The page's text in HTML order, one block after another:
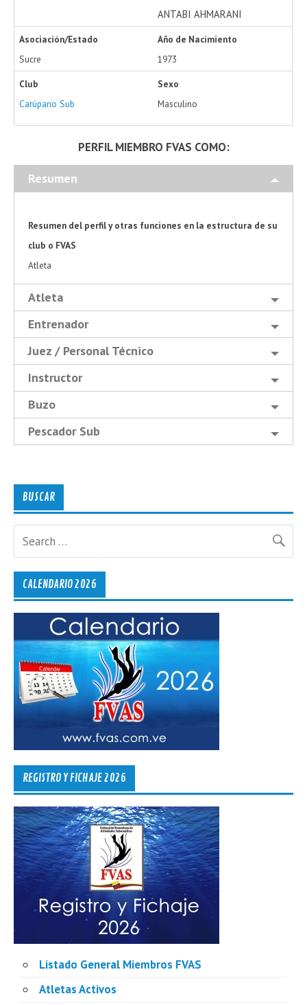
ANTABI AHMARANI
Asociación/Estado
Sucre
Año de Nacimiento
1973
Club
Carúpano Sub
Sexo
Masculino
PERFIL MIEMBRO FVAS COMO:
Resumen
Resumen del perfil y otras funciones en la estructura de su
club o FVAS
Atleta
Atleta
Entrenador
Juez / Personal Técnico
Instructor
Buzo
Pescador Sub
BUSCAR
CALENDARIO 2026
REGISTRO Y FICHAJE 2026
Listado General Miembros FVAS
Atletas Activos